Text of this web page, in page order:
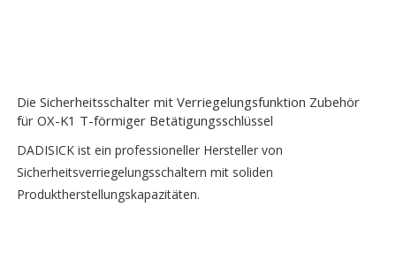
Die Sicherheitsschalter mit Verriegelungsfunktion Zubehör
für OX-K1 T-förmiger Betätigungsschlüssel
DADISICK ist ein professioneller Hersteller von
Sicherheitsverriegelungsschaltern mit soliden
Produktherstellungskapazitäten.